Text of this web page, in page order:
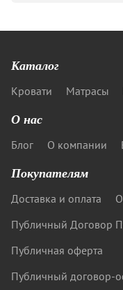
Каталог
Кровати Матрасы
О нас
Блог О компании
Покупателям
Доставка и оплата
Публичный Договор
Публичная оферта
Публичный договор-